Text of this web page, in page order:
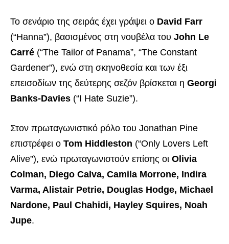
Το σενάριο της σειράς έχει γράψει ο David Farr
(“Hanna”), βασισμένος στη νουβέλα του John Le
Carré (“The Tailor of Panama”, “The Constant
Gardener”), ενώ στη σκηνοθεσία και των έξι
επεισοδίων της δεύτερης σεζόν βρίσκεται η Georgi
Banks-Davies (“I Hate Suzie”).
Στον πρωταγωνιστικό ρόλο του Jonathan Pine
επιστρέφει ο Tom Hiddleston (“Only Lovers Left
Alive”), ενώ πρωταγωνιστούν επίσης οι Olivia
Colman, Diego Calva, Camila Morrone, Indira
Varma, Alistair Petrie, Douglas Hodge, Michael
Nardone, Paul Chahidi, Hayley Squires, Noah
Jupe.